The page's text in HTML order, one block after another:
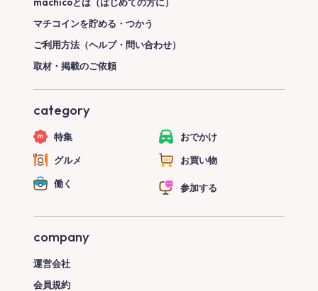
machicoとは（はじめての方に）
マチコインを貯める・つかう
ご利用方法（ヘルプ・問い合わせ）
取材・掲載のご依頼
category
特集 おでかけ
グルメ お買い物
働く 参加する
company
運営会社
会員規約